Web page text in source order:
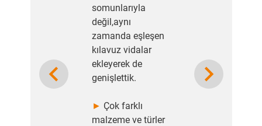
somunlarıyla
değil,aynı
zamanda eşleşen
kılavuz vidalar
ekleyerek de
genişlettik.
► Çok farklı
malzeme ve türler
Previous